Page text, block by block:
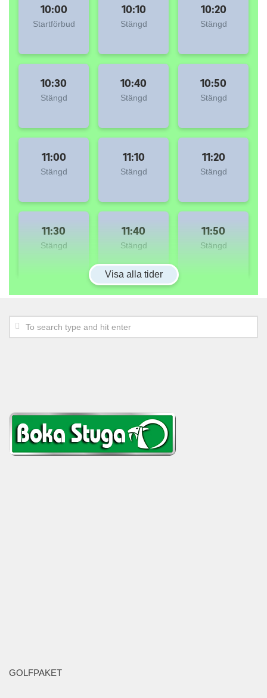
10:00
Startförbud
10:10
Stängd
10:20
Stängd
10:30
Stängd
10:40
Stängd
10:50
Stängd
11:00
Stängd
11:10
Stängd
11:20
Stängd
11:30
Stängd
11:40
Stängd
11:50
Stängd
Visa alla tider
GOLFPAKET